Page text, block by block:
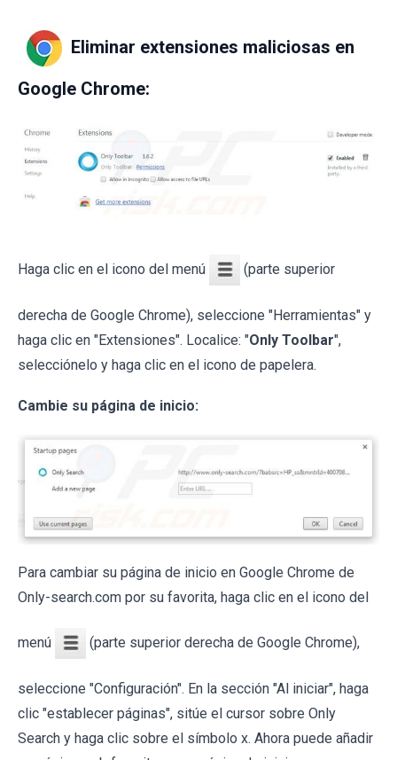
Eliminar extensiones maliciosas en
Google Chrome:
Haga clic en el icono del menú (parte superior
derecha de Google Chrome), seleccione "Herramientas" y
haga clic en "Extensiones". Localice: "Only Toolbar",
selecciónelo y haga clic en el icono de papelera.
Cambie su página de inicio:
Para cambiar su página de inicio en Google Chrome de
Only-search.com por su favorita, haga clic en el icono del
menú (parte superior derecha de Google Chrome),
seleccione "Configuración". En la sección "Al iniciar", haga
clic "establecer páginas", sitúe el cursor sobre Only
Search y haga clic sobre el símbolo x. Ahora puede añadir